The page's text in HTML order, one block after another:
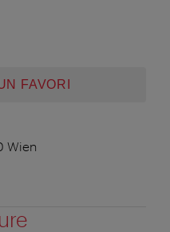
FAVORI
Wien